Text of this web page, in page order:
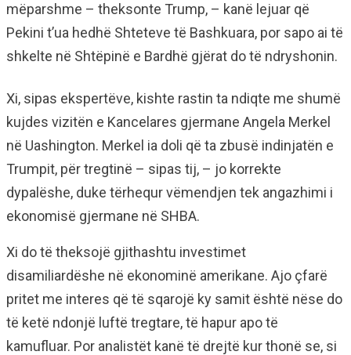
mëparshme – theksonte Trump, – kanë lejuar që
Pekini t’ua hedhë Shteteve të Bashkuara, por sapo ai të
shkelte në Shtëpinë e Bardhë gjërat do të ndryshonin.
Xi, sipas ekspertëve, kishte rastin ta ndiqte me shumë
kujdes vizitën e Kancelares gjermane Angela Merkel
në Uashington. Merkel ia doli që ta zbusë indinjatën e
Trumpit, për tregtinë – sipas tij, – jo korrekte
dypalëshe, duke tërhequr vëmendjen tek angazhimi i
ekonomisë gjermane në SHBA.
Xi do të theksojë gjithashtu investimet
disamiliardëshe në ekonominë amerikane. Ajo çfarë
pritet me interes që të sqarojë ky samit është nëse do
të ketë ndonjë luftë tregtare, të hapur apo të
kamufluar. Por analistët kanë të drejtë kur thonë se, si